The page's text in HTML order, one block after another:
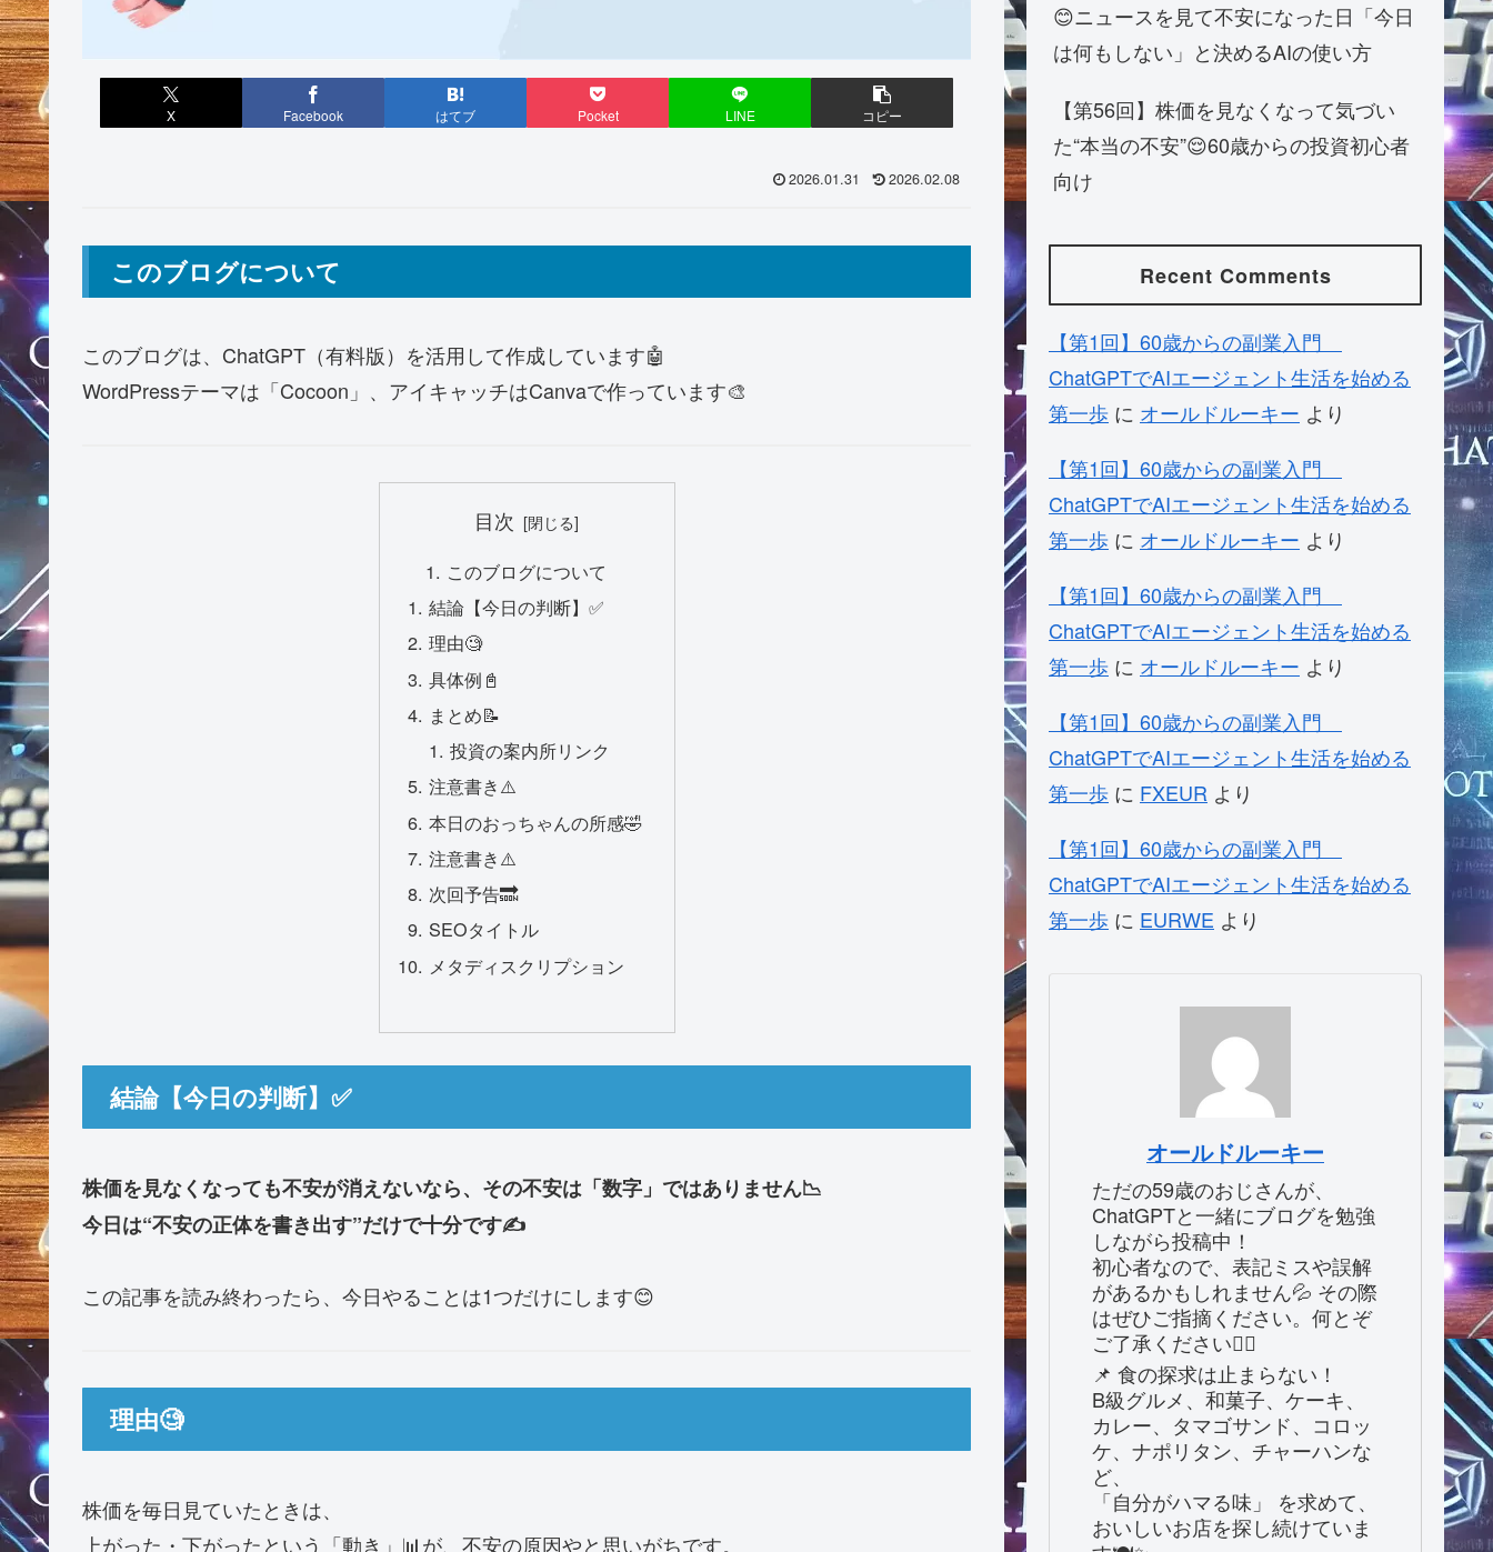
X Facebook はてブ Pocket LINE コピー
2026.01.31 2026.02.08
このブログについて
このブログは、ChatGPT（有料版）を活用して作成しています🤖
WordPressテーマは「Cocoon」、アイキャッチはCanvaで作っています🎨
目次
このブログについて
結論【今日の判断】✅
理由🧐
具体例📓
まとめ📝
投資の案内所リンク
注意書き⚠️
本日のおっちゃんの所感🤣
注意書き⚠️
次回予告🔜
SEOタイトル
メタディスクリプション
結論【今日の判断】✅
株価を見なくなっても不安が消えないなら、その不安は「数字」ではありません📉
今日は“不安の正体を書き出す”だけで十分です✍️
この記事を読み終わったら、今日やることは1つだけにします😊
理由🧐
株価を毎日見ていたときは、
上がった・下がったという「動き」📊が、不安の原因やと思いがちです。
😊ニュースを見て不安になった日「今日
は何もしない」と決めるAIの使い方
【第56回】株価を見なくなって気づい
た“本当の不安”😌60歳からの投資初心者
向け
Recent Comments
【第1回】60歳からの副業入門
ChatGPTでAIエージェント生活を始める
第一歩 に オールドルーキー より
【第1回】60歳からの副業入門
ChatGPTでAIエージェント生活を始める
第一歩 に オールドルーキー より
【第1回】60歳からの副業入門
ChatGPTでAIエージェント生活を始める
第一歩 に オールドルーキー より
【第1回】60歳からの副業入門
ChatGPTでAIエージェント生活を始める
第一歩 に FXEUR より
【第1回】60歳からの副業入門
ChatGPTでAIエージェント生活を始める
第一歩 に EURWE より
オールドルーキー
ただの59歳のおじさんが、
ChatGPTと一緒にブログを勉強
しながら投稿中！
初心者なので、表記ミスや誤解
があるかもしれません💦 その際
はぜひご指摘ください。何とぞ
ご了承ください🙇‍♂️
📌 食の探求は止まらない！
B級グルメ、和菓子、ケーキ、
カレー、タマゴサンド、コロッ
ケ、ナポリタン、チャーハンな
ど、
「自分がハマる味」 を求めて、
おいしいお店を探し続けていま